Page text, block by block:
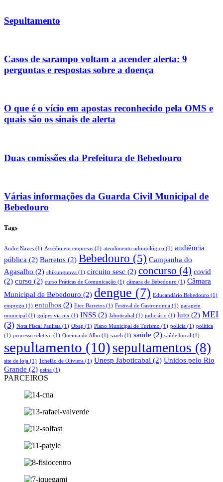
Sepultamento
Casos de sarampo voltam a acender alerta: 9
perguntas e respostas sobre a doença
O que é o vício em apostas reconhecido pela OMS e
quais são os sinais de alerta
Duas comissões da Prefeitura de Bebedouro
Várias informações da Guarda Civil Municipal de
Bebedouro
Tags
Andre Naves (1) Assédio em empresas (1) atendimento odontológico (1) audiência
pública (2) Barretos (2) Bebedouro (5) Campanha do
Agasalho (2) chikungunya (1) circuito sesc (2) concurso (4) covid
(2) curso (2) curso Práticas de Comunicação (1) câmara de Bebedouro (1) Câmara
Municipal de Bebedouro (2) dengue (7) Educandário Bebedouro (1)
emprego (1) entulhos (2) Etec Barretos (1) Festival de Gastronomia (1) garagem
municipal (1) golpes via pix (1) INSS (2) Jaboticabal (1) judiciário (1) luto (2) MEI
(3) Nota Fiscal Paulista (1) Obap (1) Plano Municipal de Turismo (1) policia (1) política
(1) processo seletivo (1) Queima do Alho (1) saaeb (1) saúde (2) saúde bucal (1)
sepultamento (10) sepultamentos (8)
site de loja (1) Tchelão de Oliviera (1) Unesp Jaboticabal (2) Unidos pelo Rio
Grande (2) usina (1)
PARCEIROS